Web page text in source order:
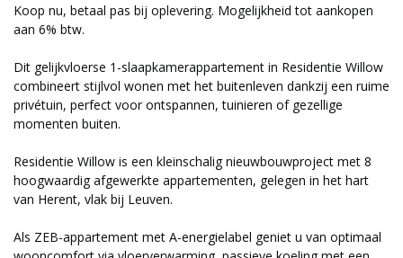
Koop nu, betaal pas bij oplevering. Mogelijkheid tot aankopen
aan 6% btw.
Dit gelijkvloerse 1-slaapkamerappartement in Residentie Willow
combineert stijlvol wonen met het buitenleven dankzij een ruime
privétuin, perfect voor ontspannen, tuinieren of gezellige
momenten buiten.
Residentie Willow is een kleinschalig nieuwbouwproject met 8
hoogwaardig afgewerkte appartementen, gelegen in het hart
van Herent, vlak bij Leuven.
Als ZEB-appartement met A-energielabel geniet u van optimaal